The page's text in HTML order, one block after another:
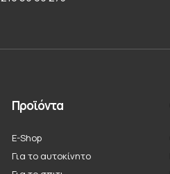
Προϊόντα
E-Shop
Για το αυτοκίνητο